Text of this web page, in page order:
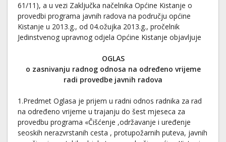
61/11), a u vezi Zaključka načelnika Općine Kistanje o
provedbi programa javnih radova na području općine
Kistanje u 2013.g., od 04.ožujka 2013.g., pročelnik
Jedinstvenog upravnog odjela Općine Kistanje objavljuje
OGLAS
o zasnivanju radnog odnosa na određeno vrijeme
radi provedbe javnih radova
1.Predmet Oglasa je prijem u radni odnos radnika za rad
na određeno vrijeme u trajanju do šest mjeseca za
provedbu programa «Čišćenje ,održavanje i uređenje
seoskih nerazvrstanih cesta , protupožarnih puteva, javnih